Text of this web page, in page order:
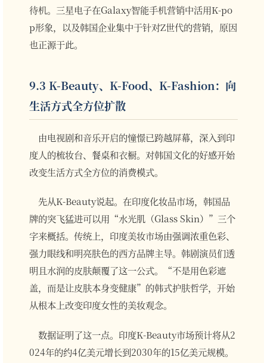
待机。三星电子在Galaxy智能手机营销中活用K-po
p形象，以及韩国企业集中于针对Z世代的营销，原因
也正源于此。
9.3 K-Beauty、K-Food、K-Fashion：向
生活方式全方位扩散
由电视剧和音乐开启的憧憬已跨越屏幕，深入到印
度人的梳妆台、餐桌和衣橱。对韩国文化的好感开始
改变生活方式全方位的消费模式。
先从K-Beauty说起。在印度化妆品市场，韩国品
牌的突飞猛进可以用“水光肌（Glass Skin）”三个
字来概括。传统上，印度美妆市场由强调浓重色彩、
强力眼线和明亮肤色的西方品牌主导。韩剧演员们透
明且水润的皮肤颠覆了这一公式。“不是用色彩遮
盖，而是让皮肤本身变健康”的韩式护肤哲学，开始
从根本上改变印度女性的美妆观念。
数据证明了这一点。印度K-Beauty市场预计将从2
024年的约4亿美元增长到2030年的15亿美元规模。